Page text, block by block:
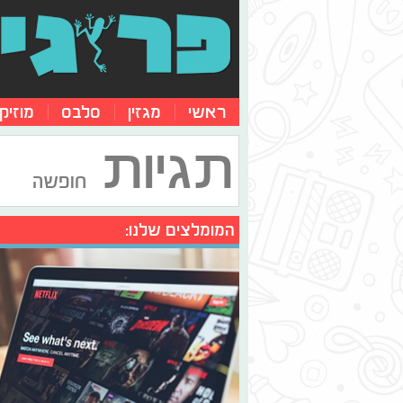
ראשי מגזין סלבס
תגיות חופשה
המומלצים שלנו: